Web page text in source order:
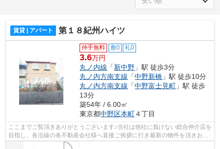
賃貸 | アパート 第１８紀州ハイツ
仲手無料 敷0 礼0
3.6万円
丸ノ内線 「新中野 」駅 徒歩3分
丸ノ内方南支線 「中野新橋 」駅 徒歩10分
丸ノ内方南支線 「中野富士見町 」駅 徒歩
13分
築54年 / 6.00㎡
東京都中野区本町４丁目
ここまでご覧頂きありがとうございます♪当社は他社に負けない総合仲介店を
目指し、各沿線の各不動産会社様へ直接ご挨拶に行き最新の物件を頂きお客
様へ提供しております！最新の情報は...